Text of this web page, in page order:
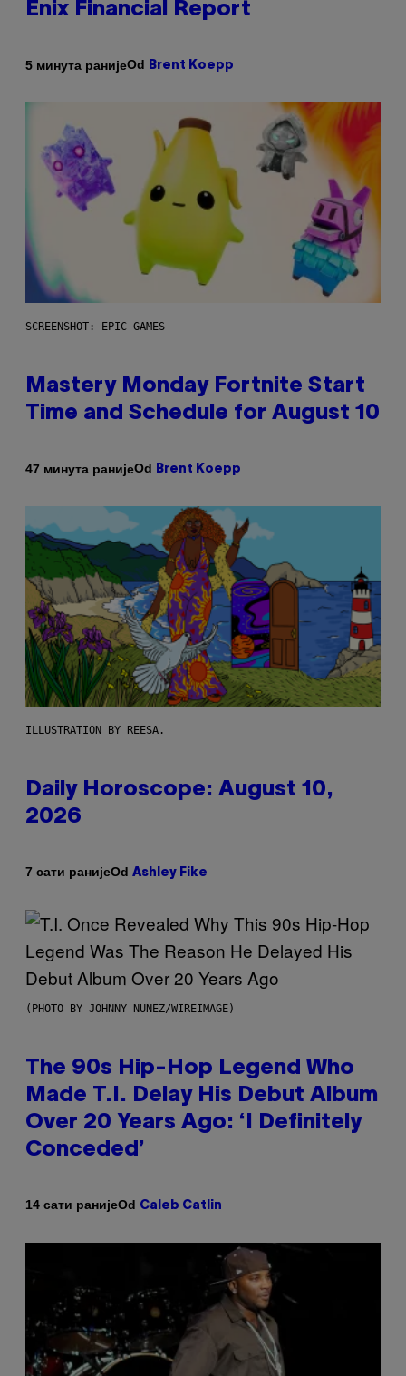
Enix Financial Report
5 минута ранијеOd Brent Koepp
SCREENSHOT: EPIC GAMES
Mastery Monday Fortnite Start
Time and Schedule for August 10
47 минута ранијеOd Brent Koepp
ILLUSTRATION BY REESA.
Daily Horoscope: August 10,
2026
7 сати ранијеOd Ashley Fike
(PHOTO BY JOHNNY NUNEZ/WIREIMAGE)
The 90s Hip-Hop Legend Who
Made T.I. Delay His Debut Album
Over 20 Years Ago: ‘I Definitely
Conceded’
14 сати ранијеOd Caleb Catlin